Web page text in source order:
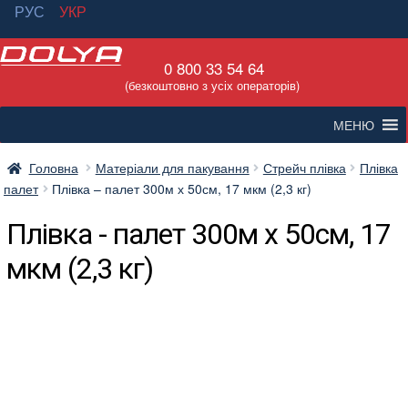
РУС
УКР
Перейти
навігації
Перейти
вмісту
0 800 33 54 64
(безкоштовно з усіх операторів)
МЕНЮ
Головна Матеріали для пакування Стрейч плівка
Плівка
палет
Плівка – палет 300м х 50см, 17 мкм (2,3 кг)
Плівка - палет 300м х 50см, 17
мкм (2,3 кг)